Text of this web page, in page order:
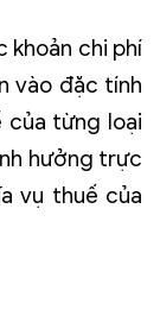
khoản chi phí
vào đặc tính
của từng loại
hưởng trực
vụ thuế của